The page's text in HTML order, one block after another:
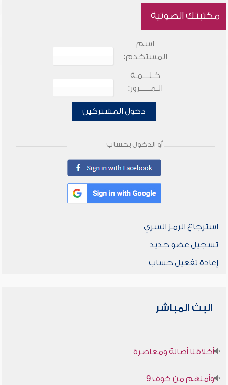
مكتبتك الصوتية
اسم
المستخدم:
كـلـــمـة
الـمـــــرور:
دخول المشتركين
أو الدخول بحساب
استرجاع الرمز السري
تسجيل عضو جديد
إعادة تفعيل حساب
البث المباشر
أخلاقنا أصالة ومعاصرة
وأمنهم من خوف 9